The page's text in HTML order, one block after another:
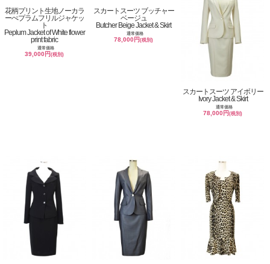
花柄プリント生地ノーカラ
ーぺプラムフリルジャケッ
ト
Peplum Jacket of White flower
print fabric
通常価格
39,000円(税別)
スカートスーツ ブッチャー
ベージュ
Butcher Beige Jacket & Skirt
通常価格
78,000円(税別)
スカートスーツ アイボリー
Ivory Jacket & Skirt
通常価格
78,000円(税別)